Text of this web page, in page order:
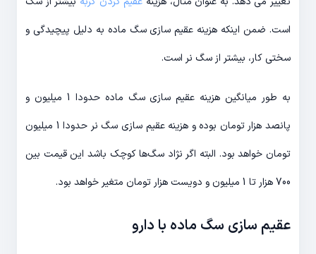
است. ضمن اینکه هزینه عقیم سازی سگ ماده به دلیل پیچیدگی و
سختی کار، بیشتر از سگ نر است.
به طور میانگین هزینه عقیم سازی سگ ماده حدودا 1 میلیون و
پانصد هزار تومان بوده و هزینه عقیم سازی سگ نر حدودا 1 میلیون
تومان خواهد بود. البته اگر نژاد سگ‌ها کوچک باشد این قیمت بین
700 هزار تا 1 میلیون و دویست هزار تومان متغیر خواهد بود.
عقیم سازی سگ ماده با دارو